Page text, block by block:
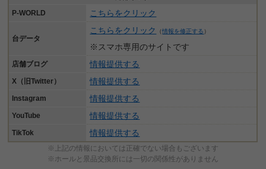
P-WORLD
こちらをクリック
台データ
こちらをクリック （情報を修正する ）
※スマホ専用のサイトです
店舗ブログ 情報提供する
X（旧Twitter） 情報提供する
Instagram 情報提供する
YouTube 情報提供する
TikTok 情報提供する
※上記の情報においては正確でない場合もございます
※ホールと景品交換所には一切の関係性がありません